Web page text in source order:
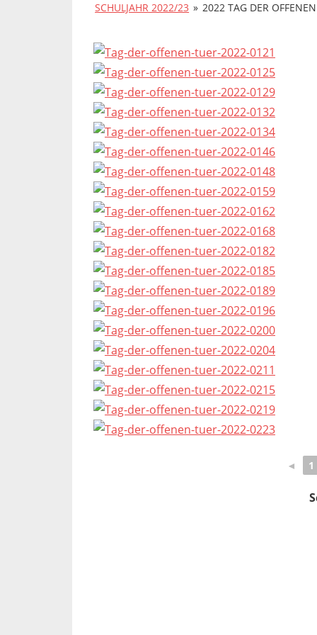
SCHULJAHR 2022/23 » 2022 TAG DER
◄ 1